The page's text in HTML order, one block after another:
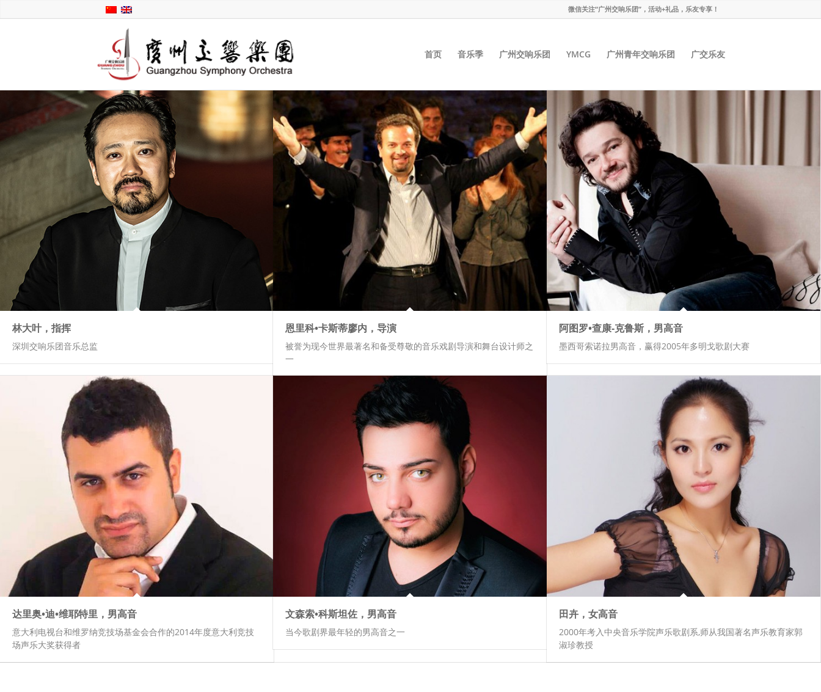
微信关注“广州交响乐团”，活动+礼品，乐友专享！
首页 音乐季 广州交响乐团 YMCG 广州青年交响乐团 广交乐友
林大叶，指挥
深圳交响乐团音乐总监
恩里科•卡斯蒂廖内，导演
被誉为现今世界最著名和备受尊敬的音乐戏剧导演和舞台设计师之
一
阿图罗•查康-克鲁斯，男高音
墨西哥索诺拉男高音，赢得2005年多明戈歌剧大赛
达里奥•迪•维耶特里，男高音
意大利电视台和维罗纳竞技场基金会合作的2014年度意大利竞技
场声乐大奖获得者
文森索•科斯坦佐，男高音
当今歌剧界最年轻的男高音之一
田卉，女高音
2000年考入中央音乐学院声乐歌剧系,师从我国著名声乐教育家郭
淑珍教授